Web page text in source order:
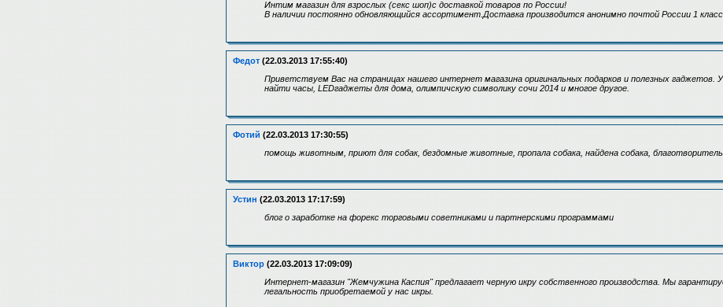
Интим магазин для взрослых (секс шоп)с доставкой товаров по России!
В наличии постоянно обновляющийся ассортимент.Доставка производится анонимно почтой России 1
Федот (22.03.2013 17:55:40)
Приветствуем Вас на страницах нашего интернет магазина оригинальных подарков и полезных гаджетов.
найти часы, LEDгаджеты для дома, олимпичскую символику сочи 2014 и многое другое.
Фотий (22.03.2013 17:30:55)
помощь животным, приют для собак, бездомные животные, пропала собака, найдена собака,
Устин (22.03.2013 17:17:59)
блог о заработке на форекс торговыми советниками и партнерскими программами
Виктор (22.03.2013 17:09:09)
Интернет-магазин "Жемчужина Каспия" предлагает черную икру собственного производства. Мы
легальность приобретаемой у нас икры.